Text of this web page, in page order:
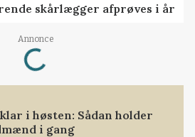
skårlægger afprøves i år
Annonce
Loading...
i høsten: Sådan holder
i gang